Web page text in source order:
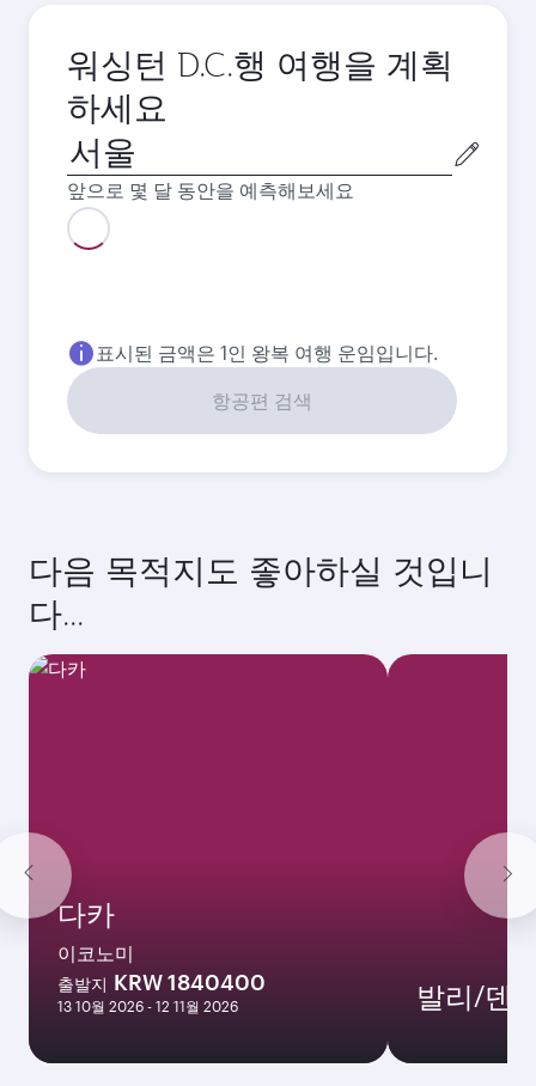
워싱턴 D.C.행 여행을 계획
하세요
출
발
도
시
앞으로 몇 달 동안을 예측해보세요
9월
10월
KRW2,240,600